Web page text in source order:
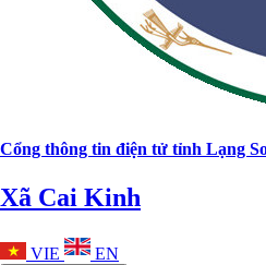
Cổng thông tin điện tử tỉnh Lạng
Xã Cai Kinh
VIE EN